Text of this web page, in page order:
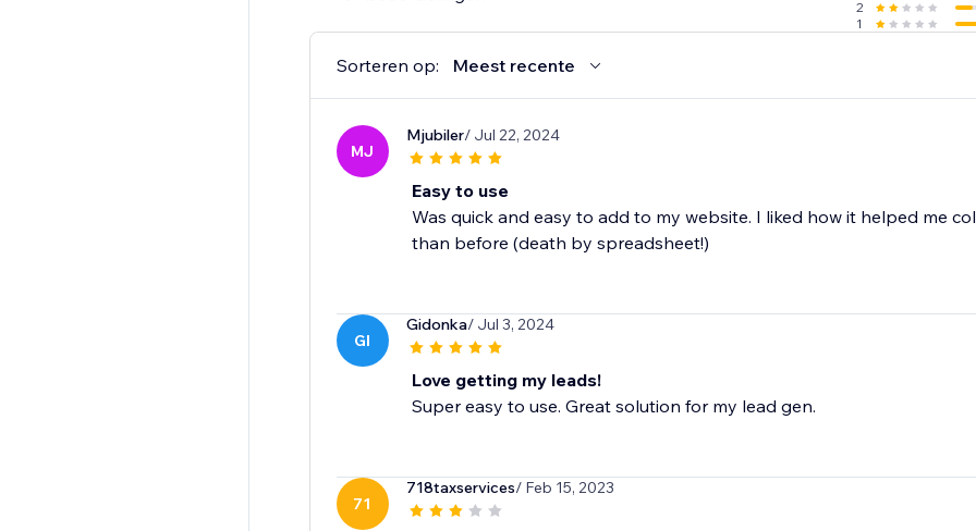
2
1
Sorteren op: Meest recente
MJ
Mjubiler/ Jul 22, 2024
Easy to use
Was quick and easy to add to my website. I liked how it helped me
than before (death by spreadsheet!)
GI
Gidonka/ Jul 3, 2024
Love getting my leads!
Super easy to use. Great solution for my lead gen.
71
718taxservices/ Feb 15, 2023